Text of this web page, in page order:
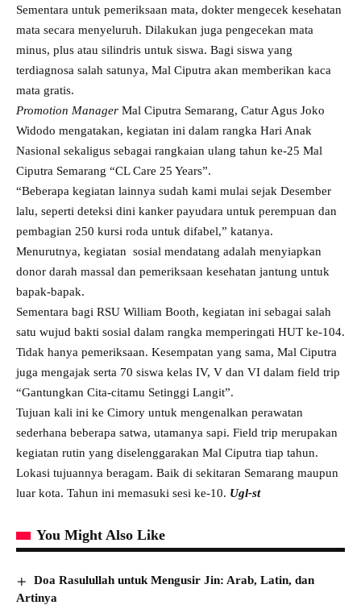
Sementara untuk pemeriksaan mata, dokter mengecek kesehatan
mata secara menyeluruh. Dilakukan juga pengecekan mata
minus, plus atau silindris untuk siswa. Bagi siswa yang
terdiagnosa salah satunya, Mal Ciputra akan memberikan kaca
mata gratis.
Promotion Manager Mal Ciputra Semarang, Catur Agus Joko
Widodo mengatakan, kegiatan ini dalam rangka Hari Anak
Nasional sekaligus sebagai rangkaian ulang tahun ke-25 Mal
Ciputra Semarang “CL Care 25 Years”.
“Beberapa kegiatan lainnya sudah kami mulai sejak Desember
lalu, seperti deteksi dini kanker payudara untuk perempuan dan
pembagian 250 kursi roda untuk difabel,” katanya.
Menurutnya, kegiatan sosial mendatang adalah menyiapkan
donor darah massal dan pemeriksaan kesehatan jantung untuk
bapak-bapak.
Sementara bagi RSU William Booth, kegiatan ini sebagai salah
satu wujud bakti sosial dalam rangka memperingati HUT ke-104.
Tidak hanya pemeriksaan. Kesempatan yang sama, Mal Ciputra
juga mengajak serta 70 siswa kelas IV, V dan VI dalam field trip
“Gantungkan Cita-citamu Setinggi Langit”.
Tujuan kali ini ke Cimory untuk mengenalkan perawatan
sederhana beberapa satwa, utamanya sapi. Field trip merupakan
kegiatan rutin yang diselenggarakan Mal Ciputra tiap tahun.
Lokasi tujuannya beragam. Baik di sekitaran Semarang maupun
luar kota. Tahun ini memasuki sesi ke-10. Ugl-st
You Might Also Like
Doa Rasulullah untuk Mengusir Jin: Arab, Latin, dan
Artinya